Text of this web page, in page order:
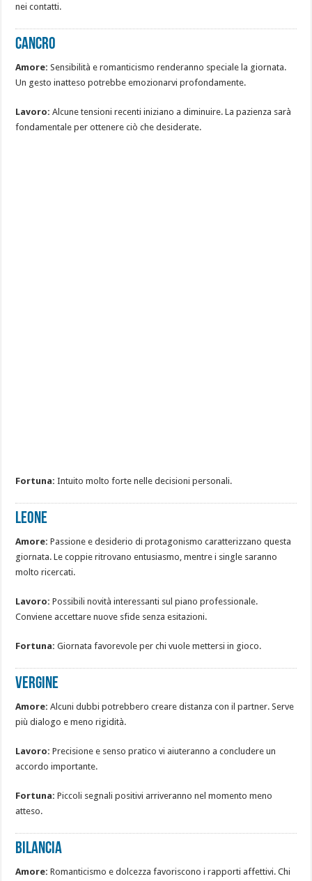
nei contatti.
CANCRO
Amore: Sensibilità e romanticismo renderanno speciale la giornata.
Un gesto inatteso potrebbe emozionarvi profondamente.
Lavoro: Alcune tensioni recenti iniziano a diminuire. La pazienza sarà
fondamentale per ottenere ciò che desiderate.
Fortuna: Intuito molto forte nelle decisioni personali.
LEONE
Amore: Passione e desiderio di protagonismo caratterizzano questa
giornata. Le coppie ritrovano entusiasmo, mentre i single saranno
molto ricercati.
Lavoro: Possibili novità interessanti sul piano professionale.
Conviene accettare nuove sfide senza esitazioni.
Fortuna: Giornata favorevole per chi vuole mettersi in gioco.
VERGINE
Amore: Alcuni dubbi potrebbero creare distanza con il partner. Serve
più dialogo e meno rigidità.
Lavoro: Precisione e senso pratico vi aiuteranno a concludere un
accordo importante.
Fortuna: Piccoli segnali positivi arriveranno nel momento meno
atteso.
BILANCIA
Amore: Romanticismo e dolcezza favoriscono i rapporti affettivi. Chi